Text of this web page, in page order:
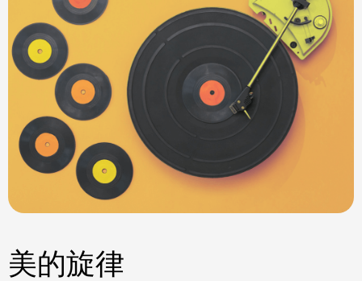
美的旋律